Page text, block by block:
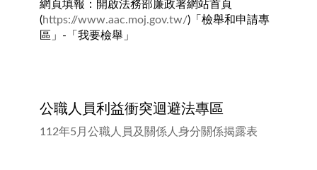
網頁填報：開啟法務部廉政署網站首頁
(https://www.aac.moj.gov.tw/​)「檢舉和申請​​​專
區」-「我要檢舉」
公職人員利益衝突迴避法專區
112年5月公職人員及關係人身分關係揭露表